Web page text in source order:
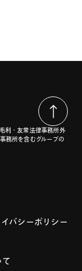
利・友常法律事務所外
務所を含むグループの
バシーポリシー